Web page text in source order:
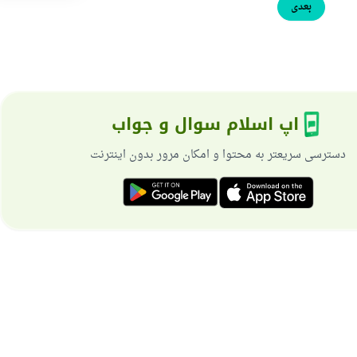
بعدی
اپ اسلام سوال و جواب
دسترسی سریعتر به محتوا و امکان مرور بدون اینترنت